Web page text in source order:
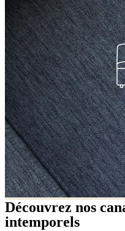
Découvrez nos
intemporels